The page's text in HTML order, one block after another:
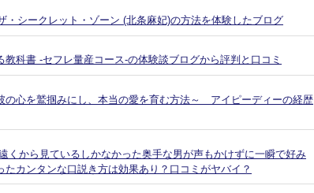
・シークレット・ゾーン (北条麻妃)の方法を体験したブログ
科書 -セフレ量産コース-の体験談ブログから評判と口コミ
の心を鷲掴みにし、本当の愛を育む方法～ アイピーディーの経歴
くから見ているしかなかった奥手な男が声もかけずに一瞬で好み
カンタンな口説き方は効果あり？口コミがヤバイ？